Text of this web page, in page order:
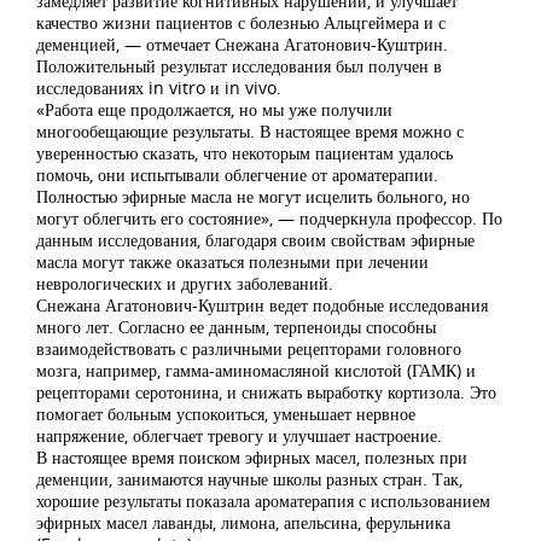
качество жизни пациентов с болезнью Альцгеймера и с
деменцией, — отмечает Снежана Агатонович-Куштрин.
Положительный результат исследования был получен в
исследованиях in vitro и in vivo.
«Работа еще продолжается, но мы уже получили
многообещающие результаты. В настоящее время можно с
уверенностью сказать, что некоторым пациентам удалось
помочь, они испытывали облегчение от ароматерапии.
Полностью эфирные масла не могут исцелить больного, но
могут облегчить его состояние», — подчеркнула профессор. По
данным исследования, благодаря своим свойствам эфирные
масла могут также оказаться полезными при лечении
неврологических и других заболеваний.
Снежана Агатонович-Куштрин ведет подобные исследования
много лет. Согласно ее данным, терпеноиды способны
взаимодействовать с различными рецепторами головного
мозга, например, гамма-аминомасляной кислотой (ГАМК) и
рецепторами серотонина, и снижать выработку кортизола. Это
помогает больным успокоиться, уменьшает нервное
напряжение, облегчает тревогу и улучшает настроение.
В настоящее время поиском эфирных масел, полезных при
деменции, занимаются научные школы разных стран. Так,
хорошие результаты показала ароматерапия с использованием
эфирных масел лаванды, лимона, апельсина, ферульника